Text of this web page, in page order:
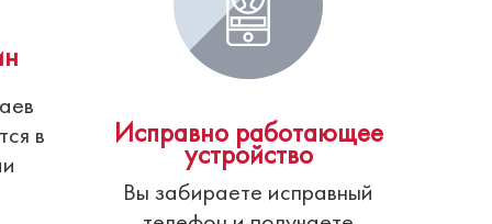
в
Исправно работающее
устройство
Вы забираете исправный